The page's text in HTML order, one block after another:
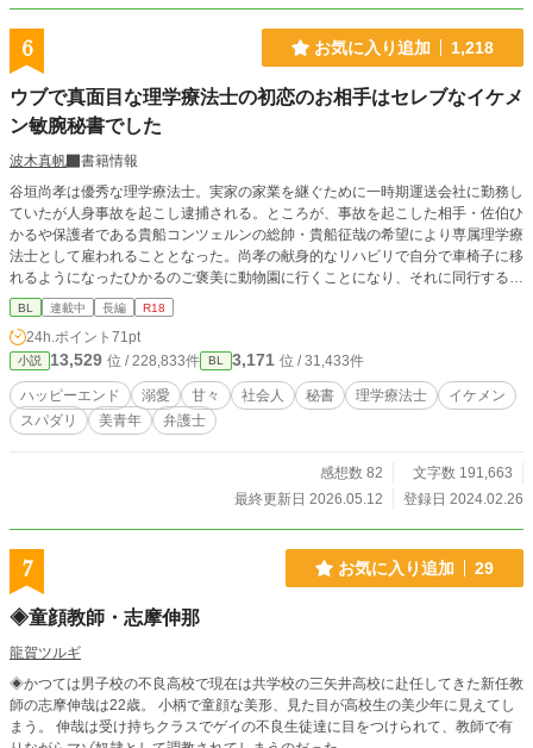
ミックスなどと同義（解釈が異なる場合もある）。 右の文は、ＷＩＫＩＰＥ
ＤＩＡの文面を少し弄りました。執筆当初は、「ハーフ」にしていましたが、今
回こちらを採用しました。
6 お気に入り追加 1,218
ウブで真面目な理学療法士の初恋のお相手はセレブなイケメ
ン敏腕秘書でした
波木真帆
書籍情報
谷垣尚孝は優秀な理学療法士。実家の家業を継ぐために一時期運送会社に勤務し
ていたが人身事故を起こし逮捕される。ところが、事故を起こした相手・佐伯ひ
かるや保護者である貴船コンツェルンの総帥・貴船征哉の希望により専属理学療
法士として雇われることとなった。尚孝の献身的なリハビリで自分で車椅子に移
れるようになったひかるのご褒美に動物園に行くことになり、それに同行するこ
とになった。当日、ひかるのためにお菓子を買っていこうと思った店で思わぬト
ラブルに遭い、困っていたところ颯爽と助けてくれた彼のことが気になってしま
う。 もう会えないと思っていた相手が貴船会長の敏腕秘書だったことを知り、
驚く尚孝だったが、一緒に過ごすうちにどんどん惹かれていって……。 ようや
く最愛と出会った弁護士資格もある優秀な敏腕秘書と専属理学療法士の純粋で
甘々な恋愛のお話です。 こちらは 『歩けなくなったお荷物な僕がセレブなイケ
メン社長に甘々なお世話されています』の中に出てくる脇カップルですが、出番
ったお荷物な僕がセレブなイケメン社長に甘々なお世話されています』（征哉＆
一花） 脇カップル①『ひとりぼっちになった僕は新しい家族に愛と幸せを教え
初恋のお相手はセレブなイケメン敏腕秘書でした』 （唯人＆尚孝） のシリー
ズ三部作となります。 『歩けなくなったお荷物な僕がセレブなイケメン社長に
甘々なお世話されています』のお話から移行して、続きを書いていきたいと思っ
ていますので、どうぞよろしくお願いします。 R18には※つけます。
BL 連載中 長編 R18
24h.ポイント 71pt
小説 13,529 位 / 228,833件 BL 3,171 位 / 31,433件
ハッピーエンド 溺愛 甘々 社会人 秘書 理学療法士
イケメン
スパダリ
美青年 弁護士
感想数 82
文字数 191,663
最終更新日 2026.05.12
登録日 2024.02.26
7 お気に入り追加 29
◈童顔教師・志摩伸那
龍賀ツルギ
◈かつては男子校の不良高校で現在は共学校の三矢井高校に赴任してきた新任教
師の志摩伸哉は22歳。 小柄で童顔な美形、見た目が高校生の美少年に見えてし
まう。 伸哉は受け持ちクラスでゲイの不良生徒達に目をつけられて、教師で有